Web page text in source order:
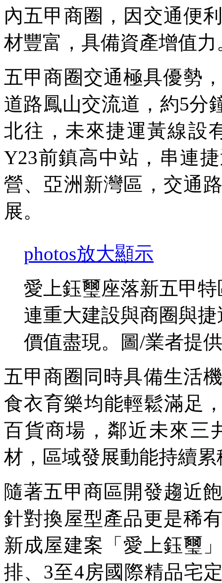
內五甲商圈，因交通便
材豐富，具備資產增值力
五甲商圈交通極具優勢
道路鳳山交流道，約5分
北往，未來捷運黃線設
Y23前鎮高中站，串連
營、亞洲新灣區，交通
展。
photos放大顯示
愛上鈺璽座落新五甲
連重大建設與商圈與
價值盡現。圖/業者提供
五甲商圈同時具備生活
食衣育樂均能輕鬆滿足
百貨商場，鄰近未來三
材，區域發展動能持續累
隨著五甲商區開發趨近
針對換屋型產品更是稀
新成屋建案「愛上鈺璽
排、3至4房國際精品宅